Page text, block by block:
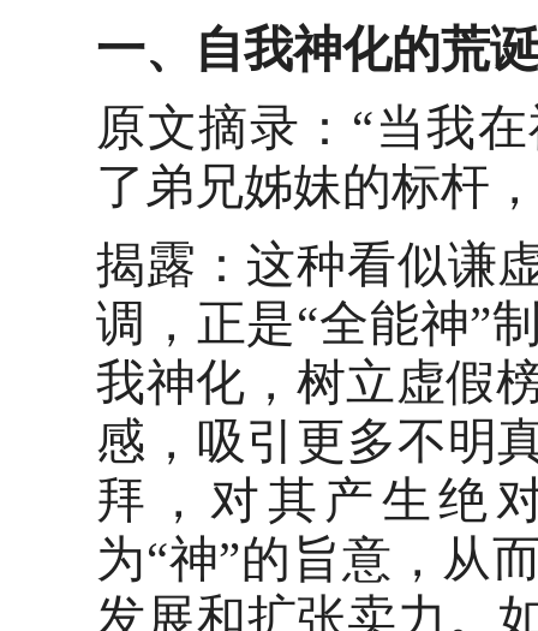
一、自我神化的荒
原文摘录： “当我
了弟兄姊妹的标杆
揭露：这种看似谦
调，正是“全能神”
我神化，树立虚假
感，吸引更多不明
拜，对其产生绝
为“神”的旨意，从
发展和扩张卖力。